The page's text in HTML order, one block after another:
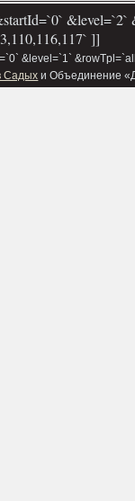
]]
&level=`1`
Садых и Объединение